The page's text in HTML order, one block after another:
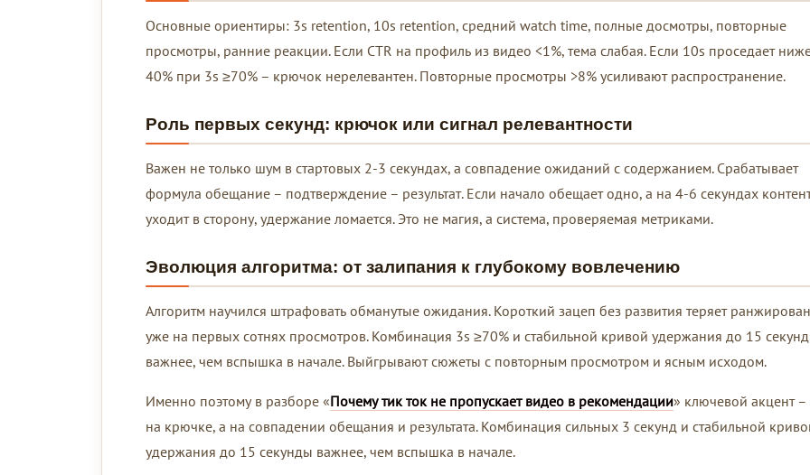
Основные ориентиры: 3s retention, 10s retention, средний watch time, полные досмотры, повторные
просмотры, ранние реакции. Если CTR на профиль из видео <1%, тема слабая. Если 10s проседает
40% при 3s ≥70% – крючок нерелевантен. Повторные просмотры >8% усиливают распространение.
Роль первых секунд: крючок или сигнал релевантности
Важен не только шум в стартовых 2-3 секундах, а совпадение ожиданий с содержанием. Срабатывает
формула обещание – подтверждение – результат. Если начало обещает одно, а на 4-6 секундах
уходит в сторону, удержание ломается. Это не магия, а система, проверяемая метриками.
Эволюция алгоритма: от залипания к глубокому вовлечению
Алгоритм научился штрафовать обманутые ожидания. Короткий зацеп без развития теряет
уже на первых сотнях просмотров. Комбинация 3s ≥70% и стабильной кривой удержания до 15
важнее, чем вспышка в начале. Выйгрывают сюжеты с повторным просмотром и ясным исходом.
Именно поэтому в разборе «Почему тик ток не пропускает видео в рекомендации» ключевой акцент –
на крючке, а на совпадении обещания и результата. Комбинация сильных 3 секунд и стабильной
удержания до 15 секунды важнее, чем вспышка в начале.